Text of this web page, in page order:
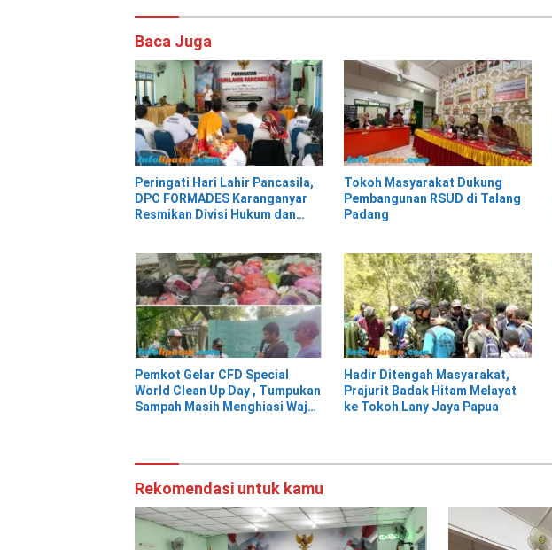
Baca Juga
Peringati Hari Lahir Pancasila,
DPC FORMADES Karanganyar
Resmikan Divisi Hukum dan
Tokoh Masyarakat Dukung
Pembangunan RSUD di Talang
Padang
Pemkot Gelar CFD Special
World Clean Up Day , Tumpukan
Sampah Masih Menghiasi Wajah
Hadir Ditengah Masyarakat,
Prajurit Badak Hitam Melayat
ke Tokoh Lany Jaya Papua
Rekomendasi untuk kamu